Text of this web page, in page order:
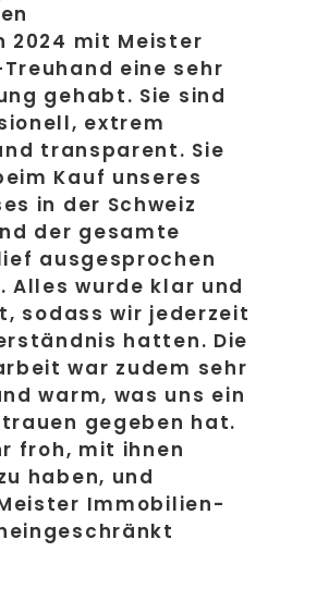
2024 mit Meister
eine sehr
gehabt. Sie sind
extrem
transparent. Sie
Kauf unseres
in der Schweiz
der gesamte
ausgesprochen
Alles wurde klar und
sodass wir jederzeit
hatten. Die
war zudem sehr
warm, was uns ein
gegeben hat.
froh, mit ihnen
haben, und
Immobilien-